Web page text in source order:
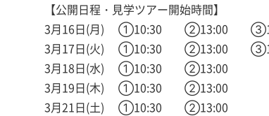
【公開日程・見学ツアー開始時間】
3月16日(月) ①10:30 ②13:00
3月17日(火) ①10:30 ②13:00
3月18日(水) ①10:30 ②13:00
3月19日(木) ①10:30 ②13:00
3月21日(土) ①10:30 ②13:00